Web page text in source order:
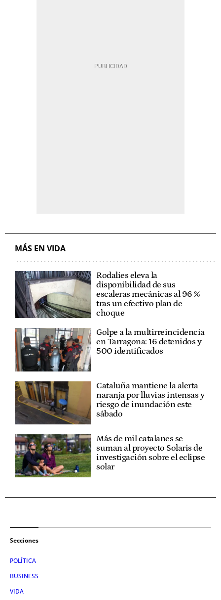
MÁS EN VIDA
Rodalies eleva la
disponibilidad de sus
escaleras mecánicas al 96 %
tras un efectivo plan de
choque
Golpe a la multirreincidencia
en Tarragona: 16 detenidos y
500 identificados
Cataluña mantiene la alerta
naranja por lluvias intensas y
riesgo de inundación este
sábado
Más de mil catalanes se
suman al proyecto Solaris de
investigación sobre el eclipse
solar
Secciones
POLÍTICA
BUSINESS
VIDA